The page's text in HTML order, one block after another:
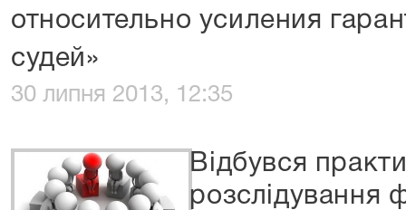
относительно усиления
судей»
30 липня 2013, 12:35
Відбувся
розслідування